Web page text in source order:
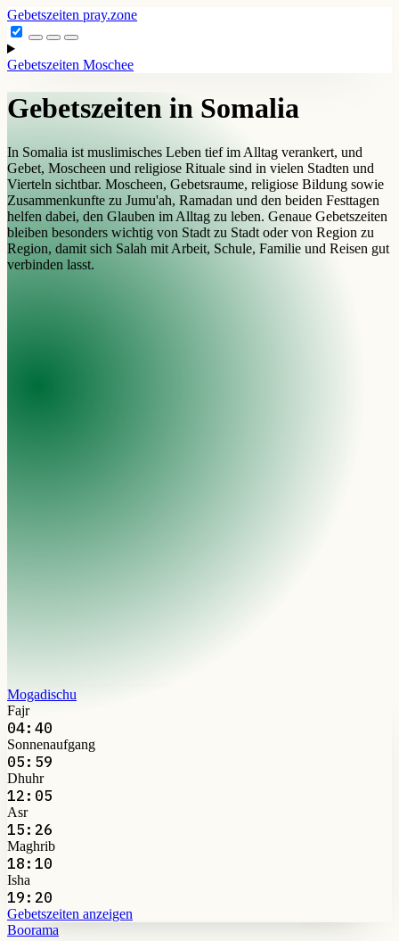
Gebetszeiten pray.zone
Gebetszeiten Moschee
Gebetszeiten in Somalia
In Somalia ist muslimisches Leben tief im Alltag verankert, und
Gebet, Moscheen und religiose Rituale sind in vielen Stadten und
Vierteln sichtbar. Moscheen, Gebetsraume, religiose Bildung sowie
Zusammenkunfte zu Jumu'ah, Ramadan und den beiden Festtagen
helfen dabei, den Glauben im Alltag zu leben. Genaue Gebetszeiten
bleiben besonders wichtig von Stadt zu Stadt oder von Region zu
Region, damit sich Salah mit Arbeit, Schule, Familie und Reisen gut
verbinden lasst.
Mogadischu
Fajr
04:40
Sonnenaufgang
05:59
Dhuhr
12:05
Asr
15:26
Maghrib
18:10
Isha
19:20
Gebetszeiten anzeigen
Boorama